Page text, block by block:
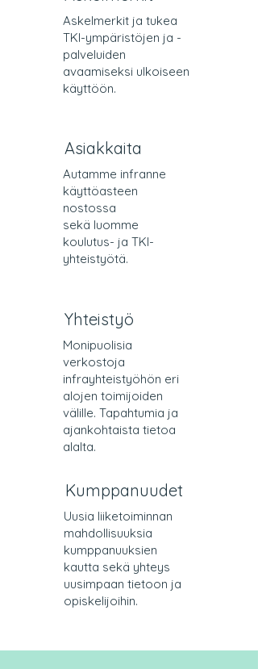
Askelmerkit ja tukea
TKI-ympäristöjen ja -
palveluiden
avaamiseksi ulkoiseen
käyttöön.
Asiakkaita
Autamme infranne
käyttöasteen
nostossa
sekä luomme
koulutus- ja TKI-
yhteistyötä.
Yhteistyö
Monipuolisia
verkostoja
infrayhteistyöhön eri
alojen toimijoiden
välille. Tapahtumia ja
ajankohtaista tietoa
alalta.
Kumppanuudet
Uusia liiketoiminnan
mahdollisuuksia
kumppanuuksien
kautta sekä yhteys
uusimpaan tietoon ja
opiskelijoihin.